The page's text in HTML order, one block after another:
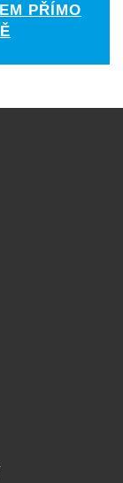
PŘÍMO